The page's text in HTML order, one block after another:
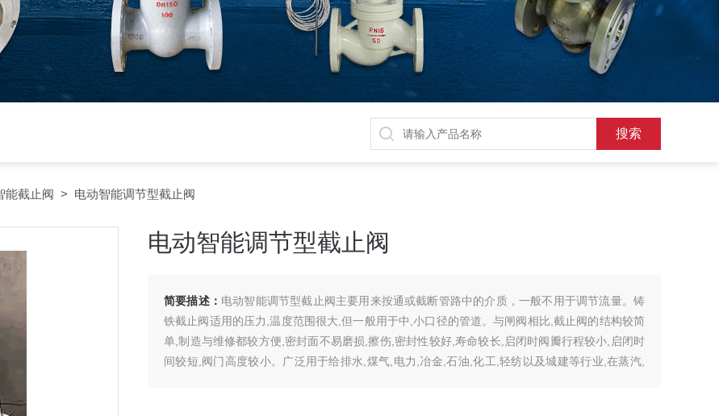
能截止阀 > 电动智能调节型截止阀
电动智能调节型截止阀
简要描述： 电动智能调节型截止阀主要用来按通或截断管路中的介质，一般不用于调节流量。铸
铁截止阀适用的压力,温度范围很大,但一般用于中,小口径的管道。与闸阀相比,截止阀的结构较简
单,制造与维修都较方便,密封面不易磨损,擦伤,密封性较好,寿命较长,启闭时阀瓣行程较小,启闭时
间较短,阀门高度较小。广泛用于给排水,煤气,电力,冶金,石油,化工,轻纺以及城建等行业,在蒸汽,